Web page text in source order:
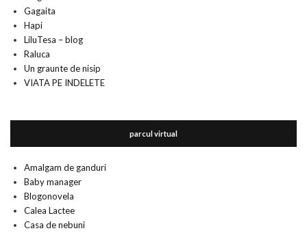
Gagaita
Hapi
LiluTesa – blog
Raluca
Un graunte de nisip
VIATA PE INDELETE
parcul virtual
Amalgam de ganduri
Baby manager
Blogonovela
Calea Lactee
Casa de nebuni